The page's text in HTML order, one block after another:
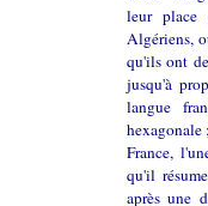
leur place
Algériens,
qu'ils ont
jusqu'à
langue
hexagonale
France,
qu'il
après une